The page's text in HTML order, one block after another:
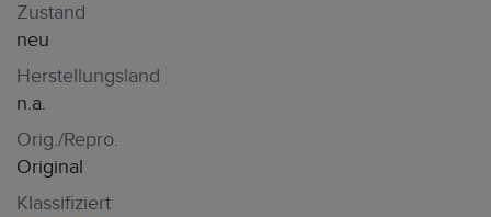
Zustand
neu
Herstellungsland
n.a.
Orig./Repro.
Original
Klassifiziert